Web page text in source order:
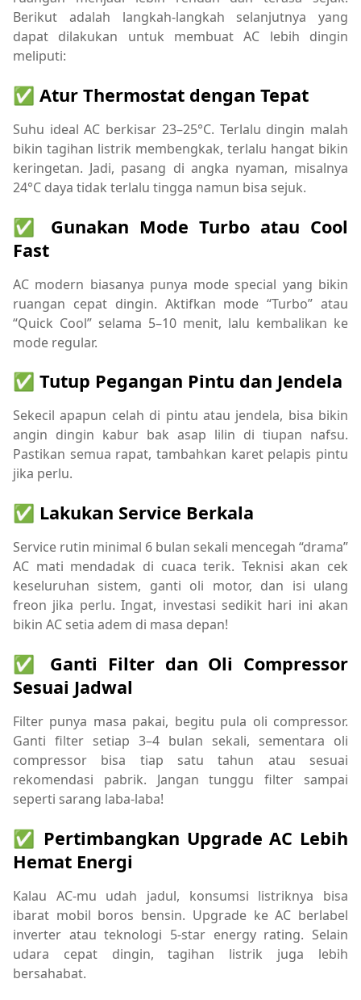
Berikut adalah langkah-langkah selanjutnya yang
dapat dilakukan untuk membuat AC lebih dingin
meliputi:
✅ Atur Thermostat dengan Tepat
Suhu ideal AC berkisar 23–25°C. Terlalu dingin malah
bikin tagihan listrik membengkak, terlalu hangat bikin
keringetan. Jadi, pasang di angka nyaman, misalnya
24°C daya tidak terlalu tingga namun bisa sejuk.
✅ Gunakan Mode Turbo atau Cool
Fast
AC modern biasanya punya mode special yang bikin
ruangan cepat dingin. Aktifkan mode “Turbo” atau
“Quick Cool” selama 5–10 menit, lalu kembalikan ke
mode regular.
✅ Tutup Pegangan Pintu dan Jendela
Sekecil apapun celah di pintu atau jendela, bisa bikin
angin dingin kabur bak asap lilin di tiupan nafsu.
Pastikan semua rapat, tambahkan karet pelapis pintu
jika perlu.
✅ Lakukan Service Berkala
Service rutin minimal 6 bulan sekali mencegah “drama”
AC mati mendadak di cuaca terik. Teknisi akan cek
keseluruhan sistem, ganti oli motor, dan isi ulang
freon jika perlu. Ingat, investasi sedikit hari ini akan
bikin AC setia adem di masa depan!
✅ Ganti Filter dan Oli Compressor
Sesuai Jadwal
Filter punya masa pakai, begitu pula oli compressor.
Ganti filter setiap 3–4 bulan sekali, sementara oli
compressor bisa tiap satu tahun atau sesuai
rekomendasi pabrik. Jangan tunggu filter sampai
seperti sarang laba-laba!
✅ Pertimbangkan Upgrade AC Lebih
Hemat Energi
Kalau AC-mu udah jadul, konsumsi listriknya bisa
ibarat mobil boros bensin. Upgrade ke AC berlabel
inverter atau teknologi 5-star energy rating. Selain
udara cepat dingin, tagihan listrik juga lebih
bersahabat.